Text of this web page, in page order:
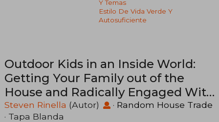
Y Temas
Estilo De Vida Verde Y
Autosuficiente
Outdoor Kids in an Inside World:
Getting Your Family out of the
House and Radically Engaged With
Nature (en Inglés)
Steven Rinella (Autor) · Random House Trade
· Tapa Blanda